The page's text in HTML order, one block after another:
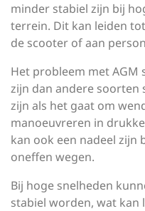
minder stabiel zijn bij
terrein. Dit kan leiden
de scooter of aan
Het probleem met AGM
zijn dan andere soorten
zijn als het gaat om
manoeuvreren in
kan ook een nadeel zijn
oneffen wegen.
Bij hoge snelheden
stabiel worden, wat